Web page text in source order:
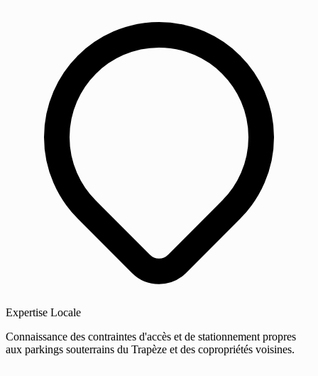
Expertise Locale
Connaissance des contraintes d'accès et de stationnement propres
aux parkings souterrains du Trapèze et des copropriétés voisines.